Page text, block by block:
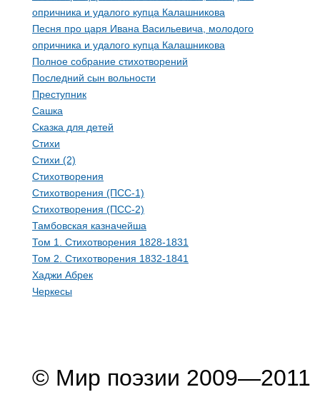
опричника и удалого купца Калашникова
Песня про царя Ивана Васильевича, молодого
опричника и удалого купца Калашникова
Полное собрание стихотворений
Последний сын вольности
Преступник
Сашка
Сказка для детей
Стихи
Стихи (2)
Стихотворения
Стихотворения (ПСС-1)
Стихотворения (ПСС-2)
Тамбовская казначейша
Том 1. Стихотворения 1828-1831
Том 2. Стихотворения 1832-1841
Хаджи Абрек
Черкесы
© Мир поэзии 2009—2011